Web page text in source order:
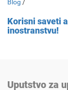
Blog /
Korisni saveti
inostranstvu!
Uputstvo za